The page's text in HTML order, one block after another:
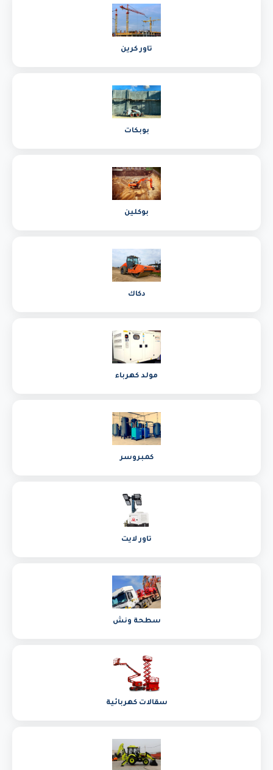
تاور كرين
بوبكات
بوكلين
دكاك
مولد كهرباء
كمبروسر
تاور لايت
سطحة ونش
سقالات كهربائية